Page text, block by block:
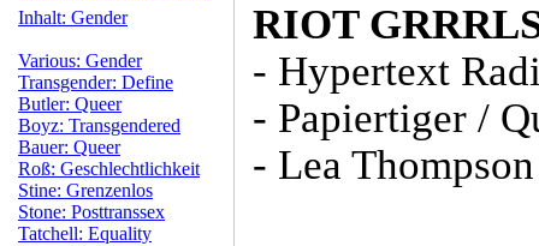
Inhalt: Gender
Various: Gender
Transgender: Define
Butler: Queer
Boyz: Transgendered
Bauer: Queer
Roß: Geschlechtlichkeit
Stine: Grenzenlos
Stone: Posttranssex
Tatchell: Equality
RIOT
- Hypertext
- Papiertiger /
- Lea